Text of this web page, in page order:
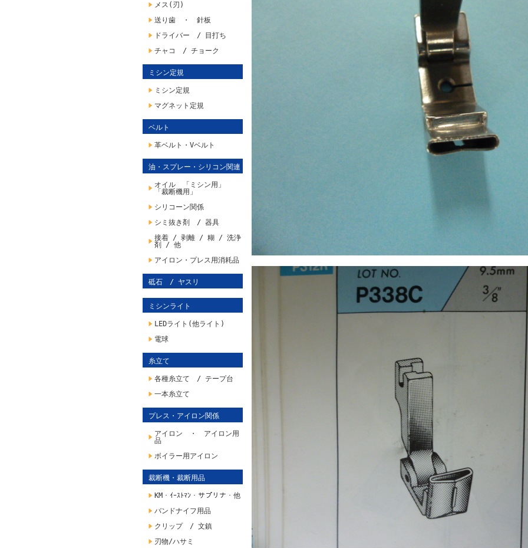
メス(刃)
送り歯 ・ 針板
ドライバー / 目打ち
チャコ / チョーク
ミシン定規
ミシン定規
マグネット定規
ベルト
革ベルト・Vベルト
油・スプレー・シリコン関連
オイル 「ミシン用」
「裁断機用」
シリコーン関係
シミ抜き剤 / 器具
接着 / 剥離 / 糊 / 洗浄
剤 / 他
アイロン・プレス用消耗品
砥石 / ヤスリ
ミシンライト
LEDライト(他ライト)
電球
糸立て
各種糸立て / テープ台
一本糸立て
プレス・アイロン関係
アイロン ・ アイロン用
品
ボイラー用アイロン
裁断機・裁断用品
KM・ｲｰｽﾄﾏﾝ・サプリナ・他
バンドナイフ用品
クリップ / 文鎮
刃物/ハサミ